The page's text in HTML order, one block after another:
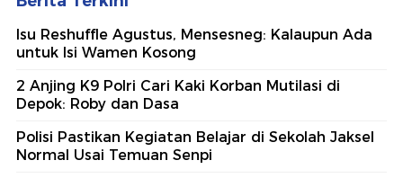
Isu Reshuffle Agustus, Mensesneg: Kalaupun Ada
untuk Isi Wamen Kosong
2 Anjing K9 Polri Cari Kaki Korban Mutilasi di
Depok: Roby dan Dasa
Polisi Pastikan Kegiatan Belajar di Sekolah Jaksel
Normal Usai Temuan Senpi